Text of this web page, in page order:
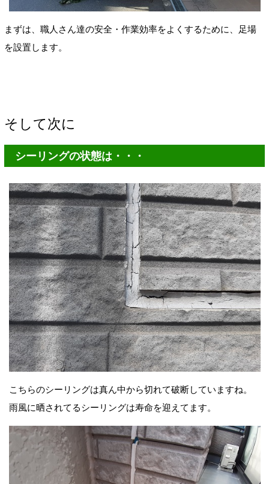
まずは、職人さん達の安全・作業効率をよくするために、足場
を設置します。
そして次に
シーリングの状態は・・・
こちらのシーリングは真ん中から切れて破断していますね。
雨風に晒されてるシーリングは寿命を迎えてます。